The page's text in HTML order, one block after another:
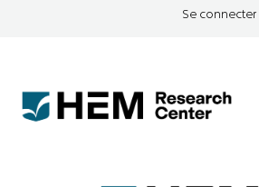
Se connecter